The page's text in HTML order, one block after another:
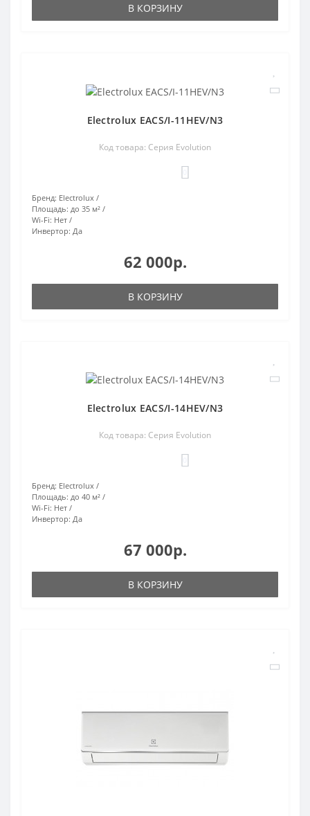
В КОРЗИНУ
Electrolux EACS/I-11HEV/N3
Код товара: Серия Evolution
Бренд: Electrolux
Площадь: до 35 м²
Wi-Fi: Нет
Инвертор: Да
62 000р.
В КОРЗИНУ
Electrolux EACS/I-14HEV/N3
Код товара: Серия Evolution
Бренд: Electrolux
Площадь: до 40 м²
Wi-Fi: Нет
Инвертор: Да
67 000р.
В КОРЗИНУ